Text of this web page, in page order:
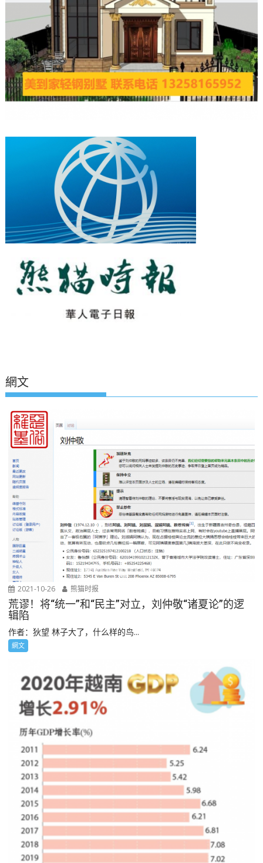
網文
2021-10-26 熊猫时报
荒谬！将“统一”和“民主”对立，刘仲敬“诸夏论”的逻
辑陷
作者：狄望 林子大了，什么样的鸟...
網文